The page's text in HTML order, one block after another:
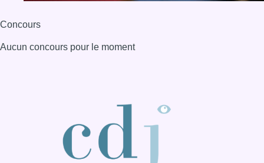
Concours
Aucun concours pour le moment